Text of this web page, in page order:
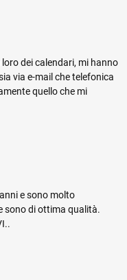
dei calendari, mi hanno
via e-mail che telefonica
quello che mi
e sono molto
sono di ottima qualità.